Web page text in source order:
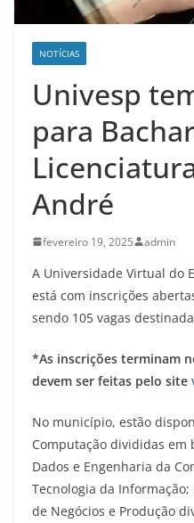
NOTÍCIAS
Univesp
para
André
fevereiro 19, 2025 admin
A Universidade Virtual do
está com inscrições
sendo 105 vagas
*As inscrições terminam
devem ser feitas pelo site
No município, estão
Computação divididas em
Dados e Engenharia da
Tecnologia da
de Negócios e Produção